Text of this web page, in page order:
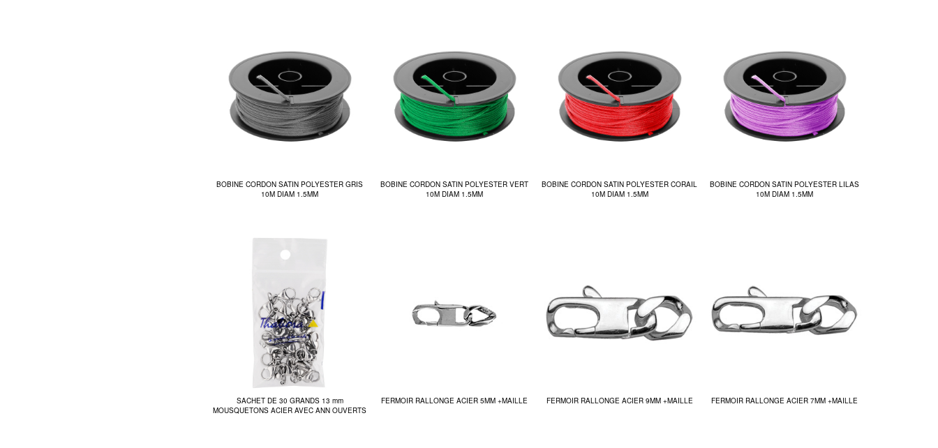
BOBINE CORDON SATIN POLYESTER GRIS
10M DIAM 1.5MM
BOBINE CORDON SATIN POLYESTER VERT
10M DIAM 1.5MM
BOBINE CORDON SATIN POLYESTER CORAIL
10M DIAM 1.5MM
BOBINE CORDON SATIN POLYESTER LILAS
10M DIAM 1.5MM
SACHET DE 30 GRANDS 13 mm
MOUSQUETONS ACIER AVEC ANN OUVERTS
FERMOIR RALLONGE ACIER 5MM +MAILLE FERMOIR RALLONGE ACIER 9MM +MAILLE FERMOIR RALLONGE ACIER 7MM +MAILLE